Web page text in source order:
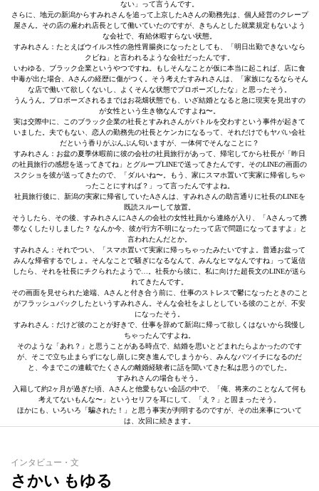
ない」って言うんです。
さらに、地元の新潟からすみれさんを追って上京したAさんの勤務先は、個人経営のクレープ
屋さん。その店の雇われ店長として働いていたのですが、きちんとした就業規定もないよう
な会社で、有給休暇すらない状態。
すみれさん：たとえばウイルス性の急性胃腸炎になったとしても、「明日出勤できないなら
クビね」と言われるような会社だったんです。
いわゆる、ブラック企業というやつですね。もしそんなことが仮に本当に起これば、店に食
中毒が出た場合、Aさんの経歴に傷がつく。そう考えたすみれさんは、「家族になるならそん
な店で働いて欲しくないし、よくそんな状態でプロポーズしたな」と思ったそう。
うんうん。プロポーズされるまではお花畑状態でも、いざ結婚となると急に現実を見出すの
が女性という生き物なんですよね〜。
実は交際中に、このブラック企業の社長とすみれさんがバトルを交わすという事件が起きて
いました。夫でもない、恋人の勤務先の社長とケンカになるって、それだけでもヤバい会社
だという香りがぷんぷん匂いますが、一体何でそんなことに？
すみれさん：お盆の夏季休暇前に彼の会社の社員旅行があって、帰宅してから社長が「昨日
の社員旅行の感想を送ってきてね」とグループLINEで送ってきたんです。そのLINEの画面の
スクショを彼が送ってきたので、「ダルいね〜。もう、家にスマホ置いて実家に帰省しちゃ
ったことにすれば？」って言ったんですよね。
社員旅行後に、新潟の実家に帰省していたAさんは、すみれさんの助言通りに社長のLINEを
既読スルーして放置。
そうしたら、その後、すみれさんにAさんの会社の女性社員から連絡が入り、「Aさんって携
帯なくしたりしました？ なんか今、彼が行方不明になったって店で問題になってますよ」と
言われたんだとか。
すみれさん：それでつい、「スマホ置いて実家に帰っちゃったみたいですよ。普通お盆って
みんな帰省するでしょ。そんなことで騒ぎになるなんて、みんなヒマなんですね」って返信
したら、それを社長にチクられたようで…。社長から彼に、私に向けた超長文のLINEが送ら
れてきたんです。
その画面を見せられた途端、Aさんと付き合う前に、仕事のストレスで鬱になったときのこと
がフラッシュバックしたというすみれさん。そんな会社をよしとしている彼のことが、不安
になったそう。
すみれさん：だけど彼のことが好きで、仕事を辞めて新潟に帰って欲しくはないから我慢し
ちゃったんですよね。
そのような「あれ？」と思うことがある時点で、結婚を思いとどまれたらよかったのです
が、そこで立ち止まらずになし崩しに突き進んでしまうから、みんなバツイチになるのだ
と、今までこの連載でたくさんの離婚経験者に話を聞いてきた私は思うのでした。
すみれさんの場合もそう。
入籍して約2ヶ月が過ぎた頃、Aさんと他愛もない会話の中で、「俺、将来のことなんて何も
考えてないもんな〜」というセリフを耳にして、「え？」と固まったそう。
ほかにも、いろいろ「騙された！」と思う事実が判明するのですが、その出来事について
は、次回に続きます。
インタビュー・文
さかい もゆる